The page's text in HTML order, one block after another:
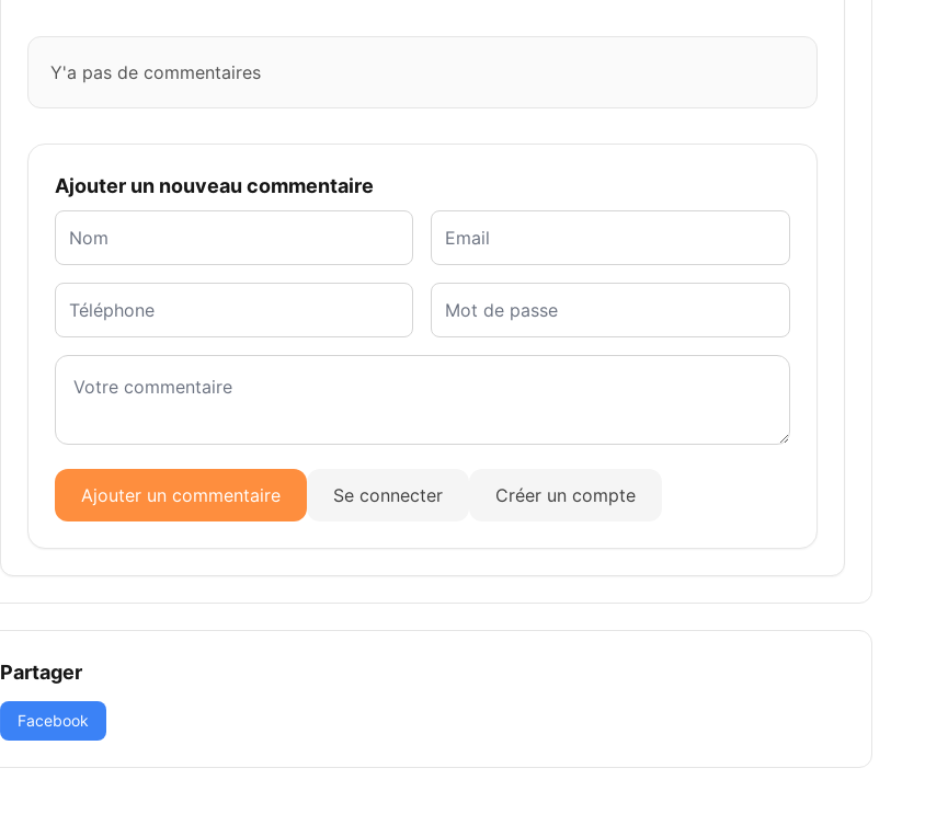
Y'a pas de commentaires
Ajouter un nouveau commentaire
Ajouter un commentaire Se connecter Créer un compte
Partager
Facebook